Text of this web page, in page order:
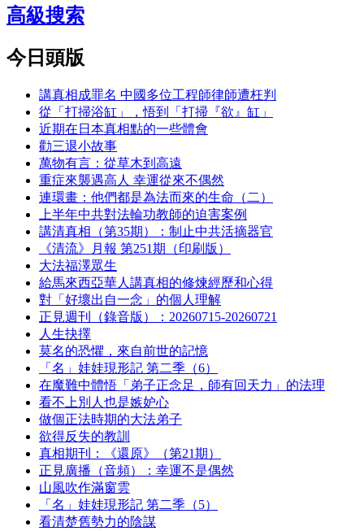
高級搜索
今日頭版
講真相成罪名 中國多位工程師律師遭枉判
從「打掃浴缸」，悟到「打掃『欲』缸」
近期在日本真相點的一些體會
勸三退小故事
萬物有言：從草木到高遠
重症來襲遇高人 幸運從來不偶然
連環畫：他們都是為法而來的生命（二）
上半年中共對法輪功教師的迫害案例
講清真相（第35期）：制止中共活摘器官
《清流》月報 第251期（印刷版）
大法福澤眾生
給馬來西亞華人講真相的修煉經歷和心得
對「好壞出自一念」的個人理解
正見週刊（錄音版）：20260715-20260721
人生抉擇
莫名的恐懼，來自前世的記憶
「名」娃娃現形記 第二季（6）
在魔難中體悟「弟子正念足，師有回天力」的法理
看不上別人也是嫉妒心
做個正法時期的大法弟子
欲得反失的教訓
真相期刊：《還原》（第21期）
正見廣播（音頻）：幸運不是偶然
山風吹作滿窗雲
「名」娃娃現形記 第二季（5）
看清楚舊勢力的陰謀